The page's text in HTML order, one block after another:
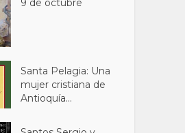
9 de octubre
Santa Pelagia: Una
mujer cristiana de
Antioquía...